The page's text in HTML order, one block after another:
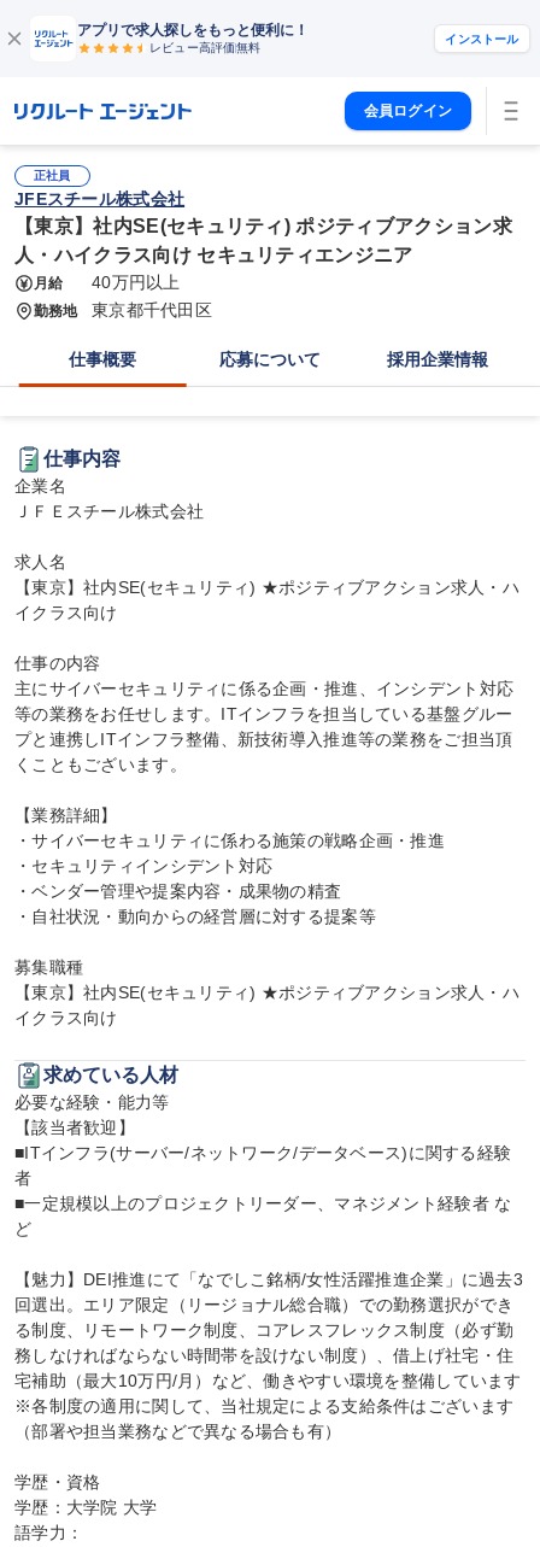
アプリで求人探しをもっと便利に！
レビュー高評価無料
インストール
会員ログイン
正社員
JFEスチール株式会社
【東京】社内SE(セキュリティ) ポジティブアクション求
人・ハイクラス向け セキュリティエンジニア
月給 40万円以上
勤務地 東京都千代田区
仕事概要 応募について 採用企業情報
仕事内容
企業名
ＪＦＥスチール株式会社
求人名
【東京】社内SE(セキュリティ) ★ポジティブアクション求人・ハ
イクラス向け
仕事の内容
主にサイバーセキュリティに係る企画・推進、インシデント対応
等の業務をお任せします。ITインフラを担当している基盤グルー
プと連携しITインフラ整備、新技術導入推進等の業務をご担当頂
くこともございます。
【業務詳細】
・サイバーセキュリティに係わる施策の戦略企画・推進
・セキュリティインシデント対応
・ベンダー管理や提案内容・成果物の精査
・自社状況・動向からの経営層に対する提案等
募集職種
【東京】社内SE(セキュリティ) ★ポジティブアクション求人・ハ
イクラス向け
求めている人材
必要な経験・能力等
【該当者歓迎】
■ITインフラ(サーバー/ネットワーク/データベース)に関する経験
者
■一定規模以上のプロジェクトリーダー、マネジメント経験者 な
ど
【魅力】DEI推進にて「なでしこ銘柄/女性活躍推進企業」に過去3
回選出。エリア限定（リージョナル総合職）での勤務選択ができ
る制度、リモートワーク制度、コアレスフレックス制度（必ず勤
務しなければならない時間帯を設けない制度）、借上げ社宅・住
宅補助（最大10万円/月）など、働きやすい環境を整備しています
※各制度の適用に関して、当社規定による支給条件はございます
（部署や担当業務などで異なる場合も有）
学歴・資格
学歴：大学院 大学
語学力：